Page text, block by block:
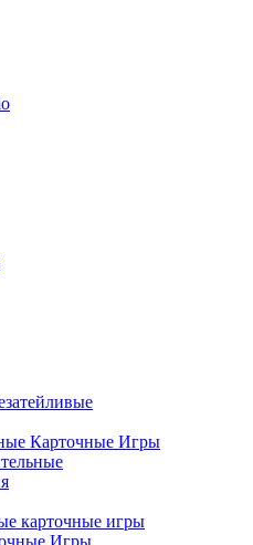
Карточные Игры
карточные игры
Игры